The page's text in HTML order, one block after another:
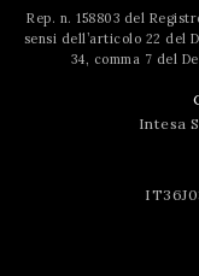
Rep. n. 158803 del
sensi dell’articolo 22 del
34, comma 7 del
Intesa